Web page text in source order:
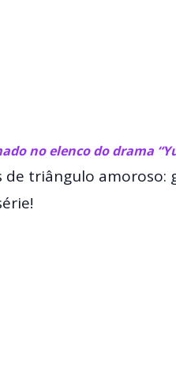
no elenco do drama
de triângulo amoroso: